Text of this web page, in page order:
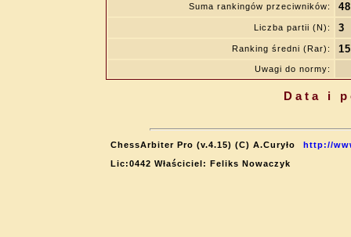
Suma rankingów przeciwników:
Liczba partii (N): 3
Ranking średni (Rar):
Uwagi do normy:
Data i
ChessArbiter Pro (v.4.15) (C) A.Curyło
http://
Lic:0442 Właściciel: Feliks Nowaczyk